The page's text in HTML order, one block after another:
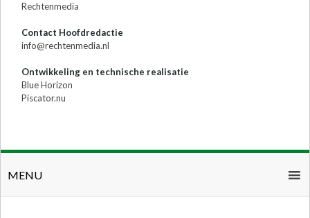
Rechtenmedia
Contact Hoofdredactie
info@rechtenmedia.nl
Ontwikkeling en technische realisatie
Blue Horizon
Piscator.nu
MENU